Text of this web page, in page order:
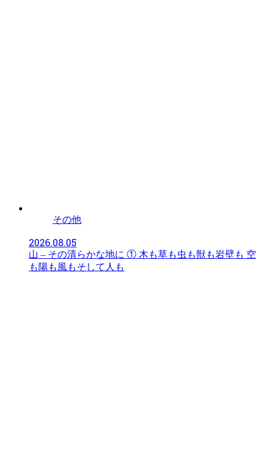
その他
2026.08.05
山 – その清らかな地に ① 木も草も虫も獣も岩壁も 空
も陽も風もそして人も